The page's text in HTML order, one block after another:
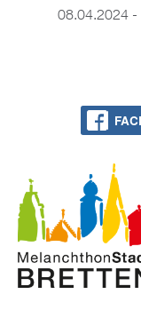
08.04.2024 -